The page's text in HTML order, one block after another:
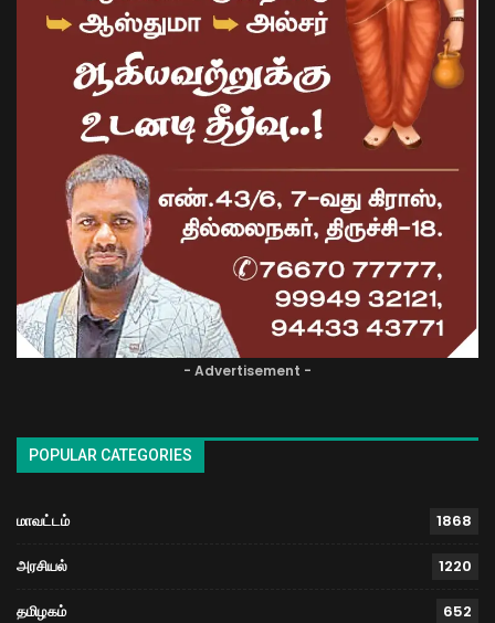
- Advertisement -
POPULAR CATEGORIES
மாவட்டம் 1868
அரசியல் 1220
தமிழகம் 652